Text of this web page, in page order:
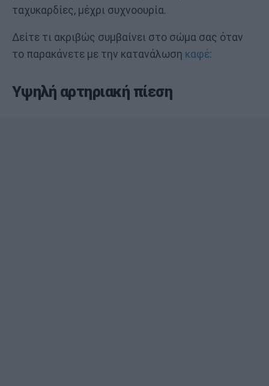
ταχυκαρδίες, μέχρι συχνοουρία.
Δείτε τι ακριβώς συμβαίνει στο σώμα σας όταν
το παρακάνετε με την κατανάλωση καφέ:
Υψηλή αρτηριακή πίεση